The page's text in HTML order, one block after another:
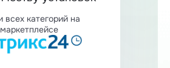
всех категорий на
маркетплейсе